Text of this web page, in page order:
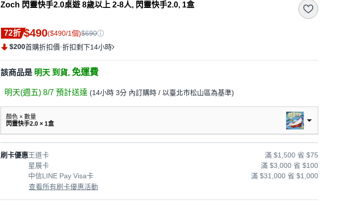
Zoch 閃靈快手2.0桌遊 8歲以上 2-8人, 閃靈快手2.0, 1盒
72折 $490($490/1個)$690
$200首購折扣價·折扣剩下14小時
該商品是 明天 到貨, 免運費
明天(週五) 8/7 預計送達 (14小時 3分 內訂購時 / 以臺北市松山區為基準)
顏色 × 數量
閃靈快手2.0 × 1盒
刷卡優惠王道卡
滿 $1,500 省 $75
星展卡
滿 $3,000 省 $100
中信LINE Pay Visa卡
滿 $31,000 省 $1,000
查看所有刷卡優惠活動